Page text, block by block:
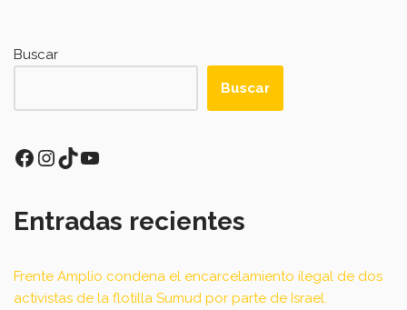
Buscar
Buscar
Entradas recientes
Frente Amplio condena el encarcelamiento ilegal de dos
activistas de la flotilla Sumud por parte de Israel.